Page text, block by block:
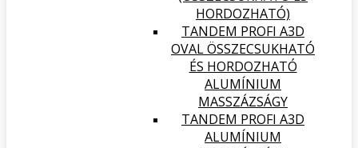
HORDOZHATÓ)
TANDEM PROFI A3D
OVAL ÖSSZECSUKHATÓ
ÉS HORDOZHATÓ
ALUMÍNIUM
MASSZÁZSÁGY
TANDEM PROFI A3D
ALUMÍNIUM